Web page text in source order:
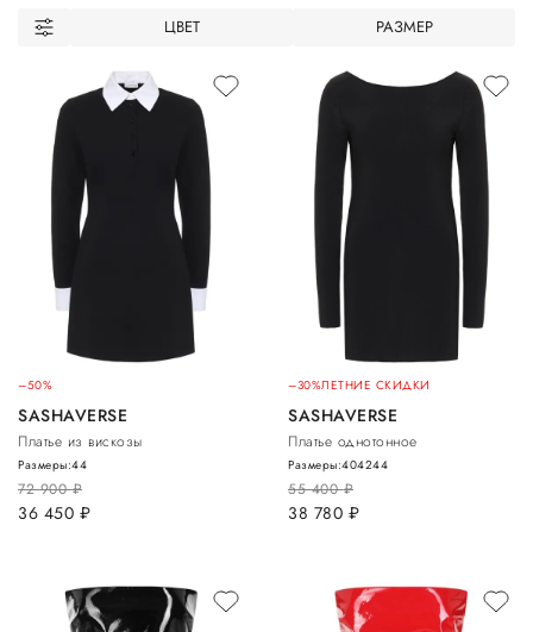
ЦВЕТ РАЗМЕР
–50%
SASHAVERSE
Платье из вискозы
72 900руб.
36 450 руб.
Размеры:44
–30%ЛЕТНИЕ СКИДКИ
SASHAVERSE
Платье однотонное
55 400руб.
38 780 руб.
Размеры:404244